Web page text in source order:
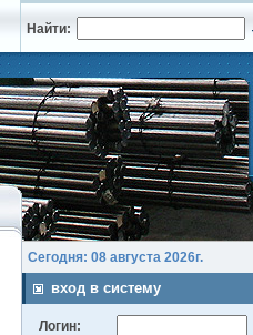
Найти:
Сегодня: 08 августа 2026г.
вход в систему
Логин: